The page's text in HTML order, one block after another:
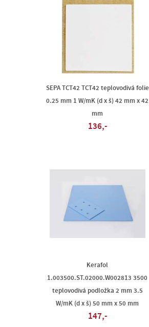
SEPA TCT42 TCT42 teplovodivá folie
0.25 mm 1 W/mK (d x š) 42 mm x 42
mm
136,-
Kerafol
1.003500.ST.02000.W002813 3500
teplovodivá podložka 2 mm 3.5
W/mK (d x š) 50 mm x 50 mm
147,-